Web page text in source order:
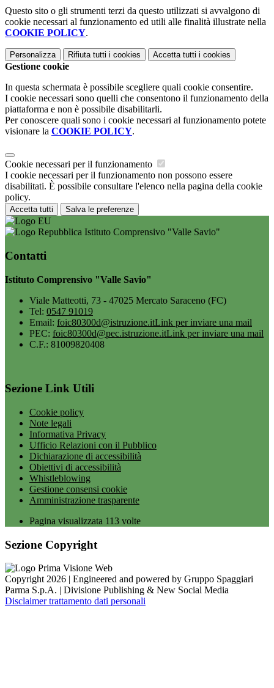
Questo sito o gli strumenti terzi da questo utilizzati si avvalgono di
cookie necessari al funzionamento ed utili alle finalità illustrate nella
COOKIE POLICY.
Personalizza Rifiuta tutti i cookies Accetta tutti i cookies
Gestione cookie
In questa schermata è possibile scegliere quali cookie consentire.
I cookie necessari sono quelli che consentono il funzionamento della
piattaforma e non è possibile disabilitarli.
Per conoscere quali sono i cookie necessari al funzionamento potete
visionare la COOKIE POLICY.
Cookie necessari per il funzionamento
I cookie necessari per il funzionamento non possono essere
disabilitati. È possibile consultare l'elenco nella pagina della cookie
policy.
Accetta tutti Salva le preferenze
Istituto Comprensivo "Valle Savio"
Contatti
Istituto Comprensivo "Valle Savio"
Viale Matteotti, 73 - 47025 Mercato Saraceno (FC)
Tel: 0547 91019
Email: foic80300d@istruzione.itLink per inviare una mail
PEC: foic80300d@pec.istruzione.itLink per inviare una mail
C.F.: 81009820408
Sezione Link Utili
Cookie policy
Note legali
Informativa Privacy
Ufficio Relazioni con il Pubblico
Dichiarazione di accessibilità
Obiettivi di accessibilità
Whistleblowing
Gestione consensi cookie
Amministrazione trasparente
Pagina visualizzata 113 volte
Sezione Copyright
Copyright 2026 | Engineered and powered by Gruppo Spaggiari
Parma S.p.A. | Divisione Publishing & New Social Media
Disclaimer trattamento dati personali